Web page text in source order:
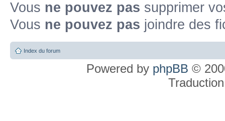
Vous ne pouvez pas supprimer
Vous ne pouvez pas joindre des
Index du forum
Powered by phpBB ©